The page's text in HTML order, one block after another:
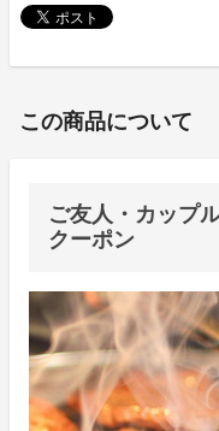
この商品について
ご友人・カップ
クーポン